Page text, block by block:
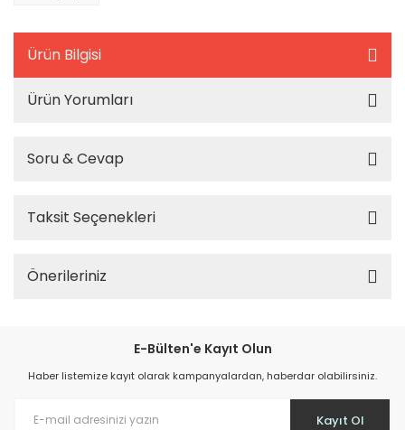
Ürün Bilgisi
Ürün Yorumları
Soru & Cevap
Taksit Seçenekleri
Önerileriniz
E-Bülten'e Kayıt Olun
Haber listemize kayıt olarak kampanyalardan, haberdar olabilirsiniz.
Kayıt Ol